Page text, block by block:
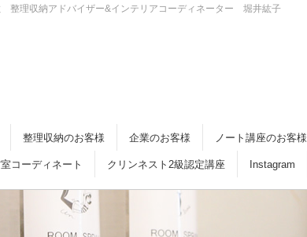
整理収納アドバイザー&インテリアコーディネーター 堀井紘子
整理収納のお客様 企業のお客様 ノート講座のお客様
コーディネート クリンネスト2級認定講座 Instagram